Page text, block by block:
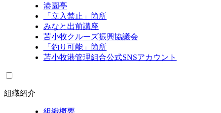
港園亭
「立入禁止」箇所
みなと出前講座
苫小牧クルーズ振興協議会
「釣り可能」箇所
苫小牧港管理組合公式SNSアカウント
組織紹介
組織概要